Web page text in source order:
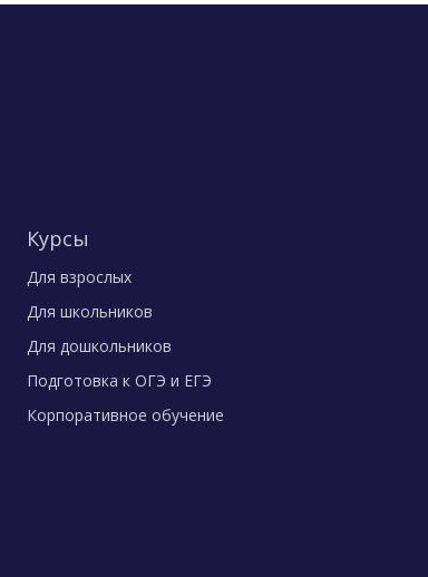
Курсы
Для взрослых
Для школьников
Для дошкольников
Подготовка к ОГЭ и ЕГЭ
Корпоративное обучение